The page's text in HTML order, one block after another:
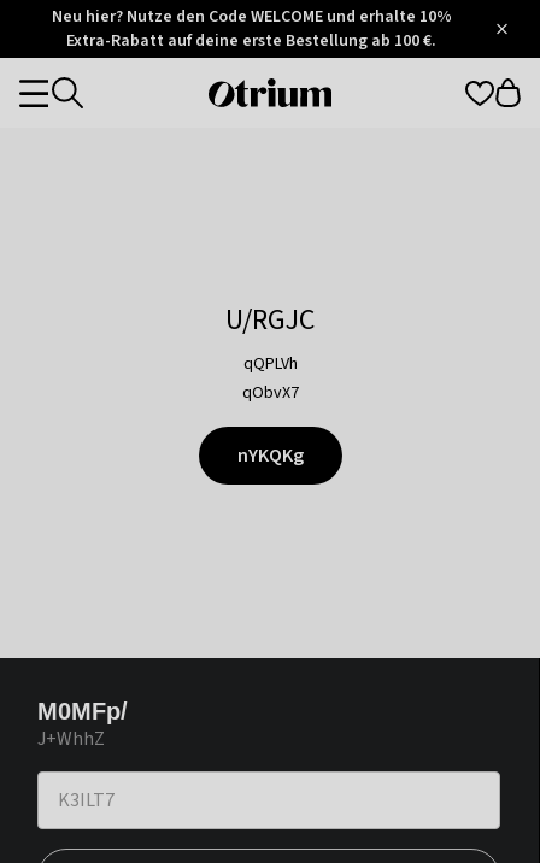
Otrium
Trustpilot
Neu hier? Nutze den Code WELCOME und erhalte 10%
Extra-Rabatt auf deine erste Bestellung ab 100 €.
Otrium
Categories
U/RGJC
qQPLVh
qObvX7
nYKQKg
M0MFp/
J+WhhZ